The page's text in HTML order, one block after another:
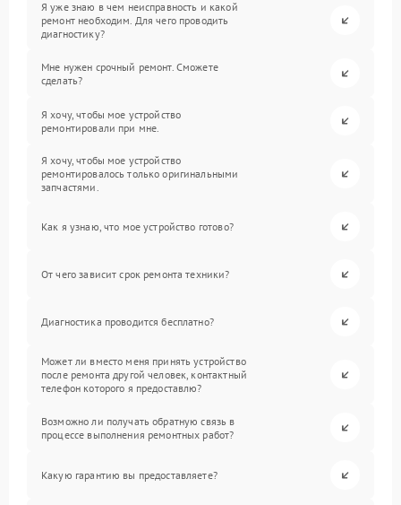
Я уже знаю в чем неисправность и какой
ремонт необходим. Для чего проводить
диагностику?
Мне нужен срочный ремонт. Сможете
сделать?
Я хочу, чтобы мое устройство
ремонтировали при мне.
Я хочу, чтобы мое устройство
ремонтировалось только оригинальными
запчастями.
Как я узнаю, что мое устройство готово?
От чего зависит срок ремонта техники?
Диагностика проводится бесплатно?
Может ли вместо меня принять устройство
после ремонта другой человек, контактный
телефон которого я предоставлю?
Возможно ли получать обратную связь в
процессе выполнения ремонтных работ?
Какую гарантию вы предоставляете?